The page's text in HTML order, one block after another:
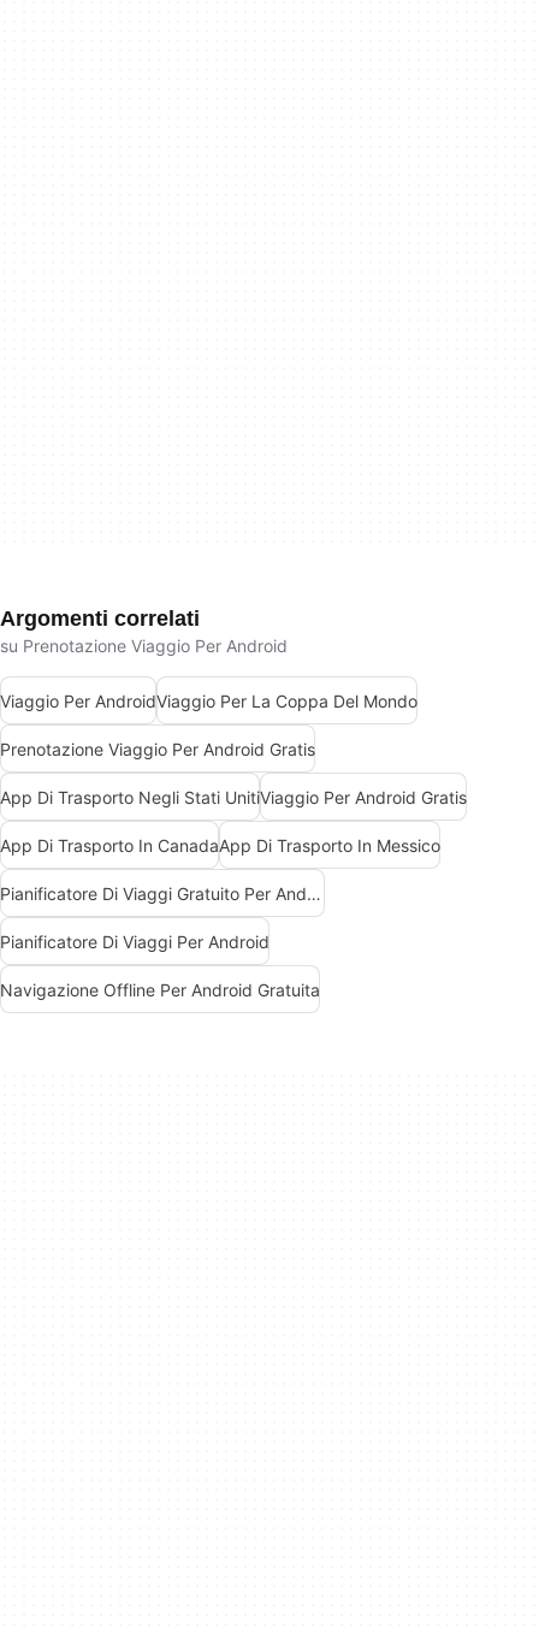
Argomenti correlati
su Prenotazione Viaggio Per Android
Viaggio Per AndroidViaggio Per La Coppa Del Mondo
Prenotazione Viaggio Per Android Gratis
App Di Trasporto Negli Stati UnitiViaggio Per Android Gratis
App Di Trasporto In CanadaApp Di Trasporto In Messico
Pianificatore Di Viaggi Gratuito Per Android
Pianificatore Di Viaggi Per Android
Navigazione Offline Per Android Gratuita